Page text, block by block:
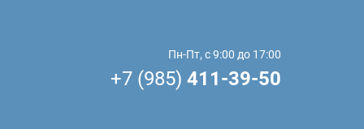
Пн-Пт, с 9:00 до 17:00
+7 (985) 411-39-50